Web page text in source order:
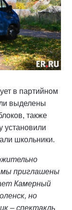
в партийном
выделены
также
установили
школьники.
мы приглашены
Камерный
но
– спектакль